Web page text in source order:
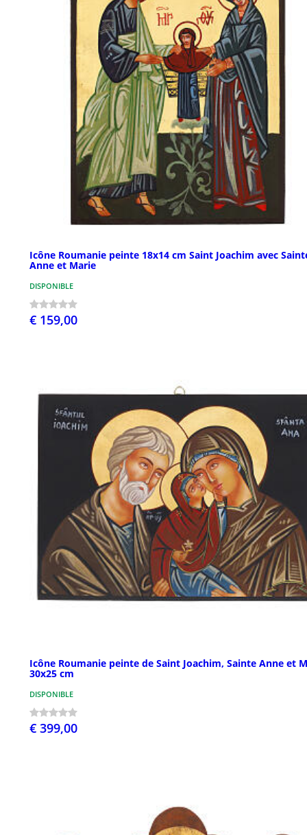
Icône Roumanie peinte 18x14 cm Saint Joachim avec
Anne et Marie
DISPONIBLE
€ 159,00
Icône Roumanie peinte de Saint Joachim, Sainte Anne et
30x25 cm
DISPONIBLE
€ 399,00